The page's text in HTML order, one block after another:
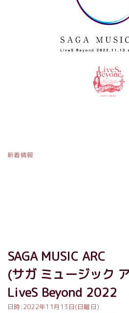
新着情報
SAGA MUSIC ARC
(サガ ミュージック
LiveS Beyond 2022
日時:2022年11月13日(日曜日)